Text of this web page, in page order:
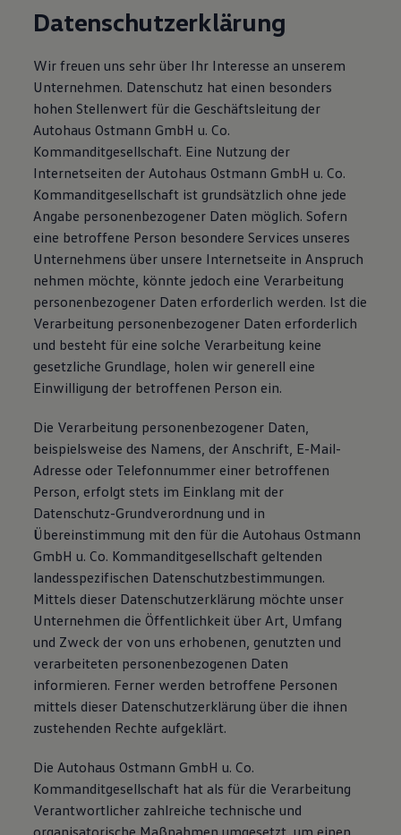
Datenschutzerklärung
Wir freuen uns sehr über Ihr Interesse an unserem
Unternehmen. Datenschutz hat einen besonders
hohen Stellenwert für die Geschäftsleitung der
Autohaus Ostmann GmbH u. Co.
Kommanditgesellschaft. Eine Nutzung der
Internetseiten der Autohaus Ostmann GmbH u. Co.
Kommanditgesellschaft ist grundsätzlich ohne jede
Angabe personenbezogener Daten möglich. Sofern
eine betroffene Person besondere Services unseres
Unternehmens über unsere Internetseite in Anspruch
nehmen möchte, könnte jedoch eine Verarbeitung
personenbezogener Daten erforderlich werden. Ist die
Verarbeitung personenbezogener Daten erforderlich
und besteht für eine solche Verarbeitung keine
gesetzliche Grundlage, holen wir generell eine
Einwilligung der betroffenen Person ein.
Die Verarbeitung personenbezogener Daten,
beispielsweise des Namens, der Anschrift, E-Mail-
Adresse oder Telefonnummer einer betroffenen
Person, erfolgt stets im Einklang mit der
Datenschutz-Grundverordnung und in
Übereinstimmung mit den für die Autohaus Ostmann
GmbH u. Co. Kommanditgesellschaft geltenden
landesspezifischen Datenschutzbestimmungen.
Mittels dieser Datenschutzerklärung möchte unser
Unternehmen die Öffentlichkeit über Art, Umfang
und Zweck der von uns erhobenen, genutzten und
verarbeiteten personenbezogenen Daten
informieren. Ferner werden betroffene Personen
mittels dieser Datenschutzerklärung über die ihnen
zustehenden Rechte aufgeklärt.
Die Autohaus Ostmann GmbH u. Co.
Kommanditgesellschaft hat als für die Verarbeitung
Verantwortlicher zahlreiche technische und
organisatorische Maßnahmen umgesetzt, um einen